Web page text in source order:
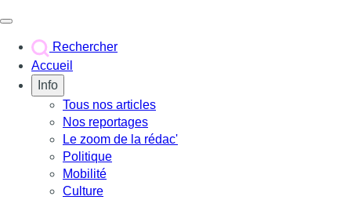
Rechercher
Accueil
Info
Tous nos articles
Nos reportages
Le zoom de la rédac'
Politique
Mobilité
Culture